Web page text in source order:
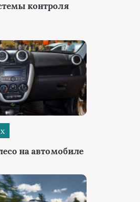
контроля
на автомобиле